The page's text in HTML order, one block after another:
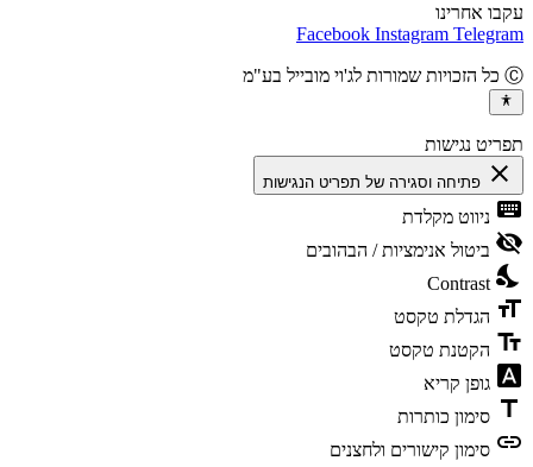
אחרינו
Facebook Instagram
נגישות
פתיחה וסגירה של תפריט הנגישות
ניווט מקלדת
ביטול אנימציות / הבהובים
Contrast
הגדלת טקסט
הקטנת טקסט
גופן קריא
סימון כותרות
סימון קישורים ולחצנים